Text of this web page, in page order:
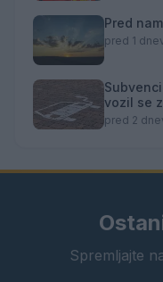
Pred
pred 1
vozil se
pred 2
Spremljajte